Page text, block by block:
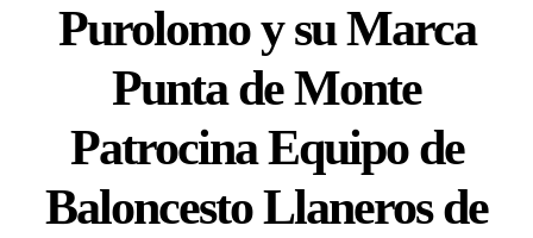
Purolomo y su Marca
Punta de Monte
Patrocina Equipo de
Baloncesto Llaneros de